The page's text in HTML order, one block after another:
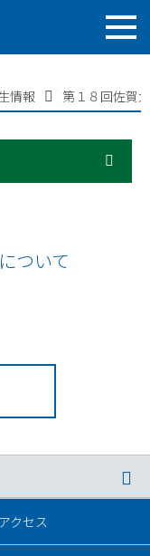
情報 第１８回佐賀
ついて
クセス